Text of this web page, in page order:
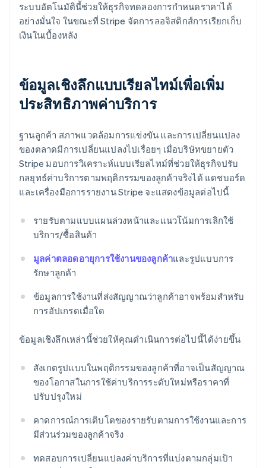
ระบบอัตโนมัตินี้ช่วยให้ธุรกิจทดลองการกําหนดราคาได้
อย่างมั่นใจ ในขณะที่ Stripe จัดการลอจิสติกส์การเรียกเก็บ
เงินในเบื้องหลัง
ข้อมูลเชิงลึกแบบเรียลไทม์เพื่อเพิ่ม
ประสิทธิภาพค่าบริการ
ฐานลูกค้า สภาพแวดล้อมการแข่งขัน และการเปลี่ยนแปลง
ของตลาดมีการเปลี่ยนแปลงไปเรื่อยๆ เมื่อบริษัทขยายตัว
Stripe มอบการวิเคราะห์แบบเรียลไทม์ที่ช่วยให้ธุรกิจปรับ
กลยุทธ์ค่าบริการตามพฤติกรรมของลูกค้าจริงได้ แดชบอร์ด
และเครื่องมือการรายงาน Stripe จะแสดงข้อมูลต่อไปนี้
รายรับตามแบบแผนล่วงหน้าและแนวโน้มการเลิกใช้
บริการ/ซื้อสินค้า
มูลค่าตลอดอายุการใช้งานของลูกค้าและรูปแบบการ
รักษาลูกค้า
ข้อมูลการใช้งานที่ส่งสัญญาณว่าลูกค้าอาจพร้อมสำหรับ
การอัปเกรดเมื่อใด
ข้อมูลเชิงลึกเหล่านี้ช่วยให้คุณดําเนินการต่อไปนี้ได้ง่ายขึ้น
สังเกตรูปแบบในพฤติกรรมของลูกค้าที่อาจเป็นสัญญาณ
ของโอกาสในการใช้ค่าบริการระดับใหม่หรือราคาที่
ปรับปรุงใหม่
คาดการณ์การเติบโตของรายรับตามการใช้งานและการ
มีส่วนร่วมของลูกค้าจริง
ทดสอบการเปลี่ยนแปลงค่าบริการที่แบ่งตามกลุ่มเป้า